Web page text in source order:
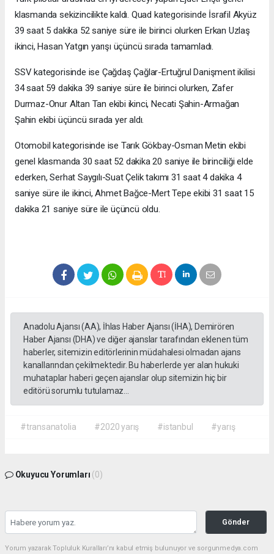
klasmanda sekizincilikte kaldı. Quad kategorisinde İsrafil Akyüz
39 saat 5 dakika 52 saniye süre ile birinci olurken Erkan Uzlaş
ikinci, Hasan Yatgın yarışı üçüncü sırada tamamladı.
SSV kategorisinde ise Çağdaş Çağlar-Ertuğrul Danişment ikilisi
34 saat 59 dakika 39 saniye süre ile birinci olurken, Zafer
Durmaz-Onur Altan Tan ekibi ikinci, Necati Şahin-Armağan
Şahin ekibi üçüncü sırada yer aldı.
Otomobil kategorisinde ise Tarık Gökbay-Osman Metin ekibi
genel klasmanda 30 saat 52 dakika 20 saniye ile birinciliği elde
ederken, Serhat Saygılı-Suat Çelik takımı 31 saat 4 dakika 4
saniye süre ile ikinci, Ahmet Bağce-Mert Tepe ekibi 31 saat 15
dakika 21 saniye süre ile üçüncü oldu.
Anadolu Ajansı (AA), İhlas Haber Ajansı (İHA), Demirören
Haber Ajansı (DHA) ve diğer ajanslar tarafından eklenen tüm
haberler, sitemizin editörlerinin müdahalesi olmadan ajans
kanallarından çekilmektedir. Bu haberlerde yer alan hukuki
muhataplar haberi geçen ajanslar olup sitemizin hiç bir
editörü sorumlu tutulamaz...
#transanatolia #2020 yarış #istanbul #yarış
Okuyucu Yorumları (0)
Gönder
Yorum yazarak Topluluk Kuralları’nı kabul etmiş bulunuyor ve sorgunmedya.com